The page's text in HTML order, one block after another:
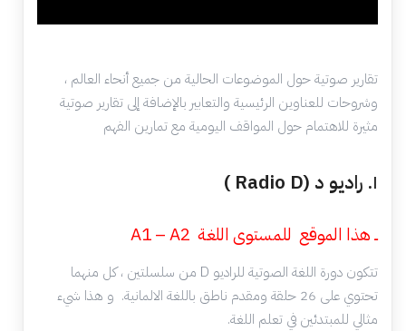
تقارير صوتية حول الموضوعات الحالية من جميع أنحاء العالم ،
وشروحات للعناوين الرئيسية والتعابير بالإضافة إلى تقارير صوتية
مثيرة للاهتمام حول المواقف اليومية مع تمارين الفهم
١. راديو د (Radio D )
ــ هذا الموقع للمستوى اللغة A1 – A2
تتكون دورة اللغة الصوتية للراديو D من سلسلتين ، كل منهما
تحتوي على 26 حلقة ومقدم ناطق باللغة الالمانية. و هذا شيء
مثالي للمبتدئين في تعلم اللغة.